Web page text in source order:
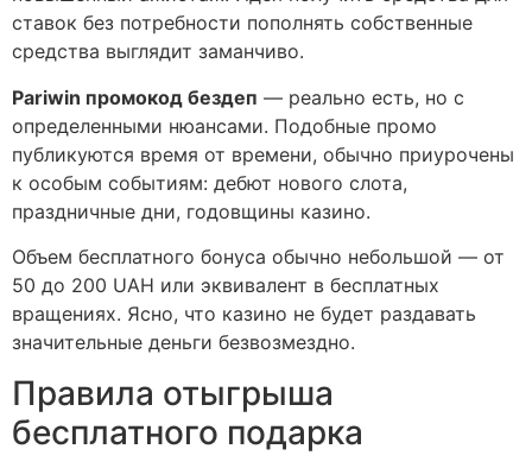
ставок без потребности пополнять собственные
средства выглядит заманчиво.
Pariwin промокод бездеп — реально есть, но с
определенными нюансами. Подобные промо
публикуются время от времени, обычно приурочены
к особым событиям: дебют нового слота,
праздничные дни, годовщины казино.
Объем бесплатного бонуса обычно небольшой — от
50 до 200 UAH или эквивалент в бесплатных
вращениях. Ясно, что казино не будет раздавать
значительные деньги безвозмездно.
Правила отыгрыша
бесплатного подарка